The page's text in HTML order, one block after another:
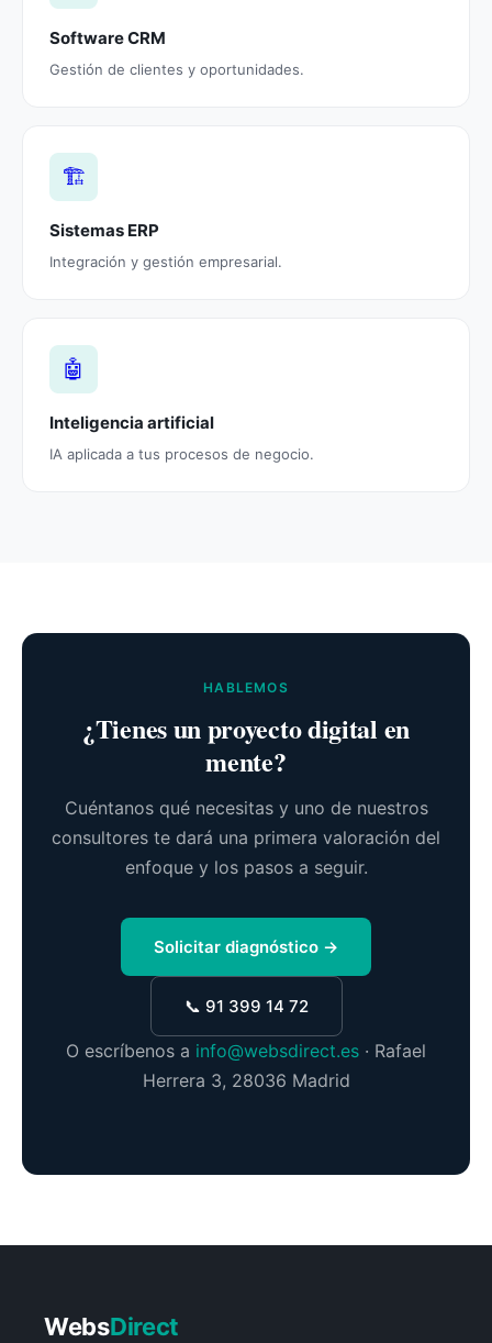
Software CRM
Gestión de clientes y oportunidades.
🏗️
Sistemas ERP
Integración y gestión empresarial.
🤖
Inteligencia artificial
IA aplicada a tus procesos de negocio.
HABLEMOS
¿Tienes un proyecto digital en
mente?
Cuéntanos qué necesitas y uno de nuestros
consultores te dará una primera valoración del
enfoque y los pasos a seguir.
Solicitar diagnóstico →
📞 91 399 14 72
O escríbenos a info@websdirect.es · Rafael
Herrera 3, 28036 Madrid
WebsDirect